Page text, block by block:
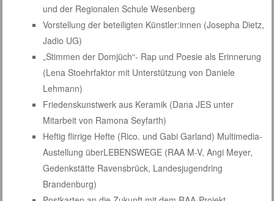
und der Regionalen Schule Wesenberg
Vorstellung der beteiligten Künstler:innen (Josepha Dietz,
Jadio UG)
„Stimmen der Domjüch“- Rap und Poesie als Erinnerung
(Lena Stoehrfaktor mit Unterstützung von Daniele
Lehmann)
Friedenskunstwerk aus Keramik (Dana JES unter
Mitarbeit von Ramona Seyfarth)
Heftig flirrige Hefte (Rico. und Gabi Garland) Multimedia-
Austellung überLEBENSWEGE (RAA M-V, Angi Meyer,
Gedenkstätte Ravensbrück, Landesjugendring
Brandenburg)